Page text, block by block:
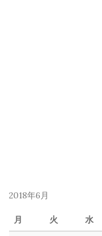
2018年6月
月 火 水